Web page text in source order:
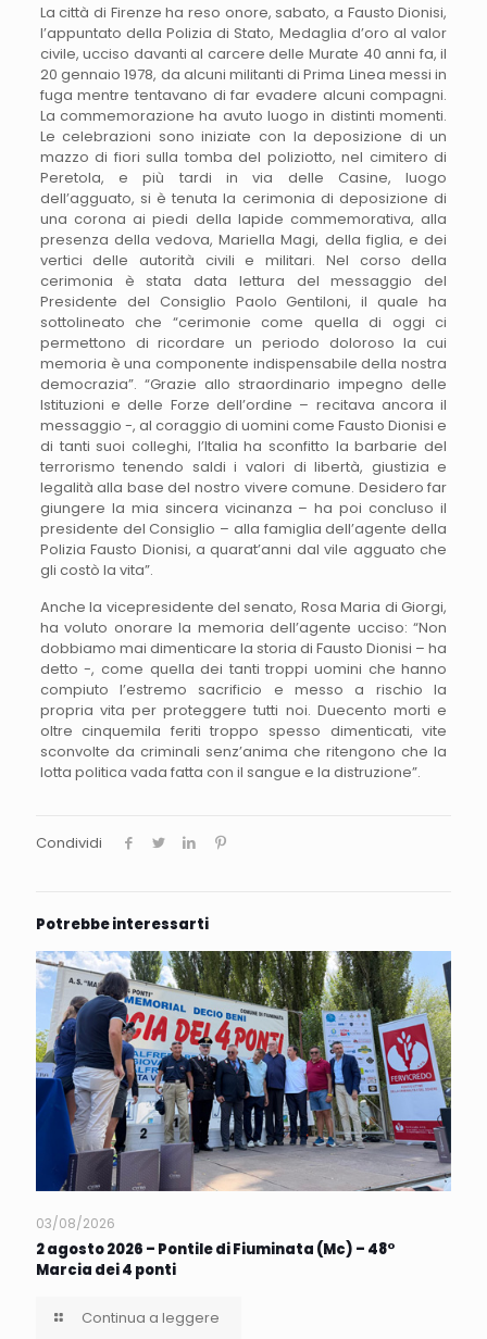
La città di Firenze ha reso onore, sabato, a Fausto Dionisi,
l’appuntato della Polizia di Stato, Medaglia d’oro al valor
civile, ucciso davanti al carcere delle Murate 40 anni fa, il
20 gennaio 1978, da alcuni militanti di Prima Linea messi in
fuga mentre tentavano di far evadere alcuni compagni.
La commemorazione ha avuto luogo in distinti momenti.
Le celebrazioni sono iniziate con la deposizione di un
mazzo di fiori sulla tomba del poliziotto, nel cimitero di
Peretola, e più tardi in via delle Casine, luogo
dell’agguato, si è tenuta la cerimonia di deposizione di
una corona ai piedi della lapide commemorativa, alla
presenza della vedova, Mariella Magi, della figlia, e dei
vertici delle autorità civili e militari. Nel corso della
cerimonia è stata data lettura del messaggio del
Presidente del Consiglio Paolo Gentiloni, il quale ha
sottolineato che “cerimonie come quella di oggi ci
permettono di ricordare un periodo doloroso la cui
memoria è una componente indispensabile della nostra
democrazia”. “Grazie allo straordinario impegno delle
Istituzioni e delle Forze dell’ordine – recitava ancora il
messaggio -, al coraggio di uomini come Fausto Dionisi e
di tanti suoi colleghi, l’Italia ha sconfitto la barbarie del
terrorismo tenendo saldi i valori di libertà, giustizia e
legalità alla base del nostro vivere comune. Desidero far
giungere la mia sincera vicinanza – ha poi concluso il
presidente del Consiglio – alla famiglia dell’agente della
Polizia Fausto Dionisi, a quarat’anni dal vile agguato che
gli costò la vita”.
Anche la vicepresidente del senato, Rosa Maria di Giorgi,
ha voluto onorare la memoria dell’agente ucciso: “Non
dobbiamo mai dimenticare la storia di Fausto Dionisi – ha
detto -, come quella dei tanti troppi uomini che hanno
compiuto l’estremo sacrificio e messo a rischio la
propria vita per proteggere tutti noi. Duecento morti e
oltre cinquemila feriti troppo spesso dimenticati, vite
sconvolte da criminali senz’anima che ritengono che la
lotta politica vada fatta con il sangue e la distruzione”.
Condividi
Potrebbe interessarti
03/08/2026
2 agosto 2026 – Pontile di Fiuminata (Mc) – 48°
Marcia dei 4 ponti
Continua a leggere